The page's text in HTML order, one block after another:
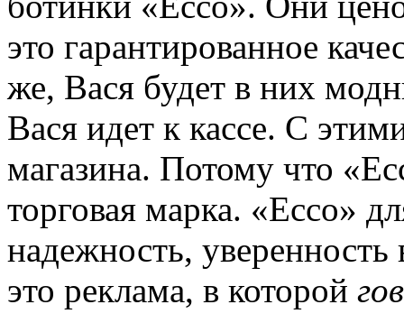
это гарантированное
же, Вася будет в них
Вася идет к кассе. С
магазина. Потому что
торговая марка. «Ecco»
надежность,
это реклама, в которой